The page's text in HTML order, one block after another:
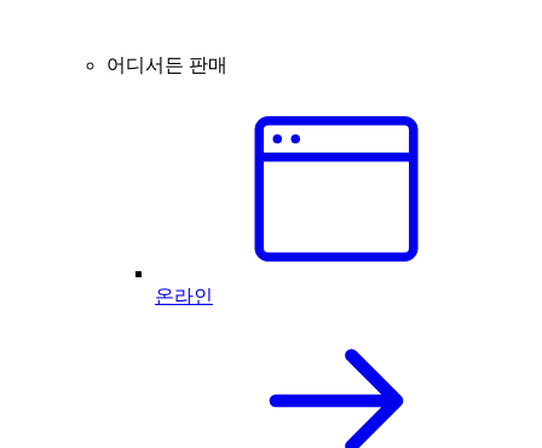
어디서든 판매
온라인